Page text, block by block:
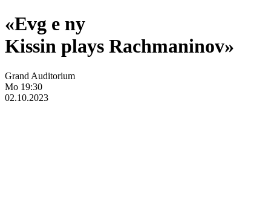
«Evg e ny
Kissin plays Rachmaninov»
Grand Auditorium
Mo 19:30
02.10.2023